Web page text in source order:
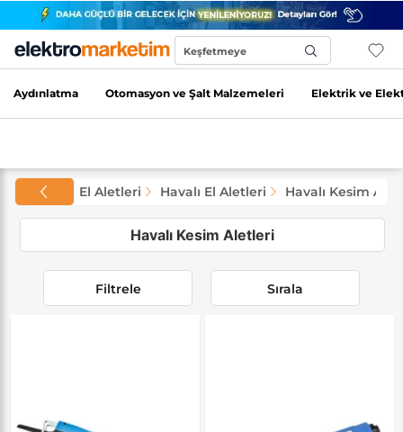
Keşfetmeye
Aydınlatma Otomasyon ve Şalt Malzemeleri Elektrik ve
ve El Aletleri Havalı El Aletleri Havalı Kesim
Havalı Kesim Aletleri
Filtrele Sırala